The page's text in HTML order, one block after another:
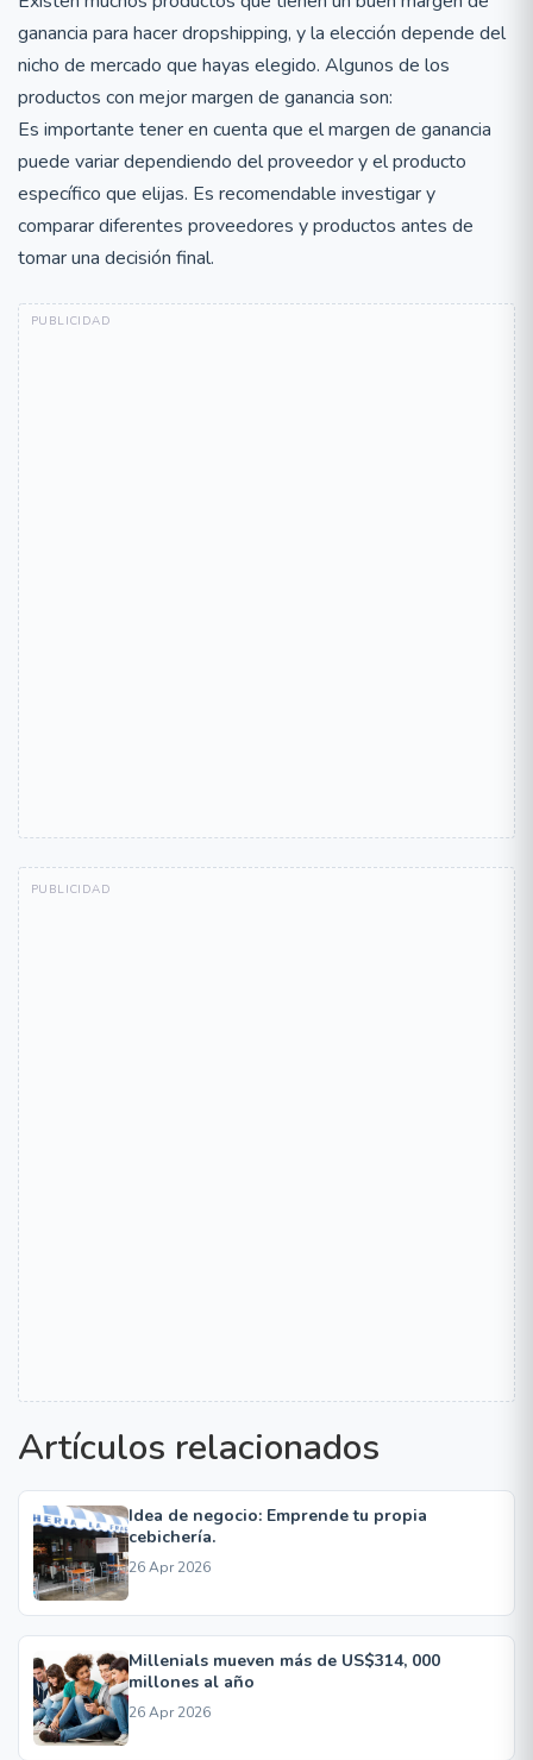
ganancia para hacer dropshipping, y la elección depende del
nicho de mercado que hayas elegido. Algunos de los
productos con mejor margen de ganancia son:
Es importante tener en cuenta que el margen de ganancia
puede variar dependiendo del proveedor y el producto
específico que elijas. Es recomendable investigar y
comparar diferentes proveedores y productos antes de
tomar una decisión final.
Artículos relacionados
Idea de negocio: Emprende tu propia
cebichería.
26 Apr 2026
Millenials mueven más de US$314, 000
millones al año
26 Apr 2026